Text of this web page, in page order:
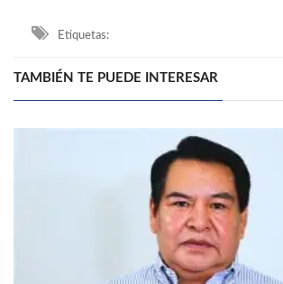
Etiquetas:
TAMBIÉN TE PUEDE INTERESAR